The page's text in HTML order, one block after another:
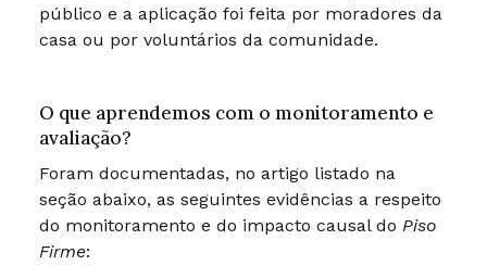
público e a aplicação foi feita por moradores da
casa ou por voluntários da comunidade.
O que aprendemos com o monitoramento e
avaliação?
Foram documentadas, no artigo listado na
seção abaixo, as seguintes evidências a respeito
do monitoramento e do impacto causal do Piso
Firme: